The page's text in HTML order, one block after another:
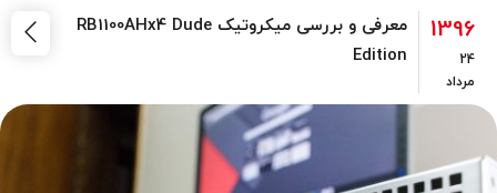
1396
24
مرداد
معرفی و بررسی میکروتیک RB1100AHx4 Dude
Edition